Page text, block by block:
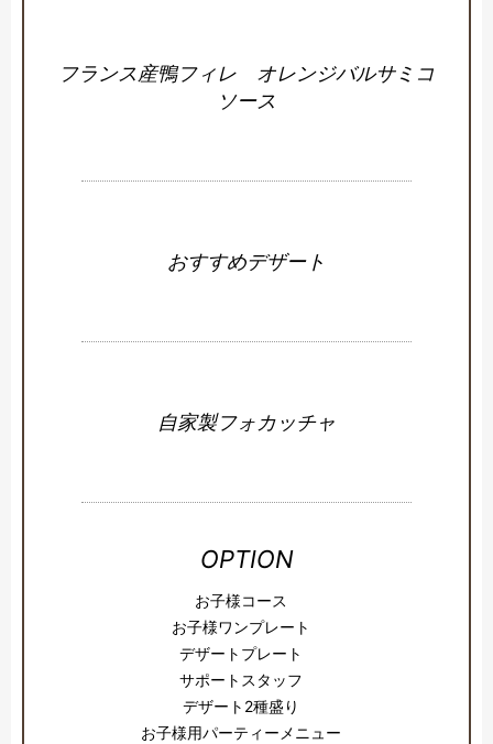
フランス産鴨フィレ オレンジバルサミコ
ソース
おすすめデザート
自家製フォカッチャ
OPTION
お子様コース
お子様ワンプレート
デザートプレート
サポートスタッフ
デザート2種盛り
お子様用パーティーメニュー